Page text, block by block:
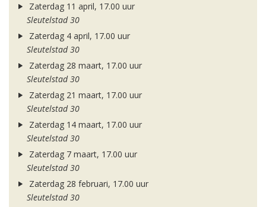
Zaterdag 11 april, 17.00 uur
Sleutelstad 30
Zaterdag 4 april, 17.00 uur
Sleutelstad 30
Zaterdag 28 maart, 17.00 uur
Sleutelstad 30
Zaterdag 21 maart, 17.00 uur
Sleutelstad 30
Zaterdag 14 maart, 17.00 uur
Sleutelstad 30
Zaterdag 7 maart, 17.00 uur
Sleutelstad 30
Zaterdag 28 februari, 17.00 uur
Sleutelstad 30